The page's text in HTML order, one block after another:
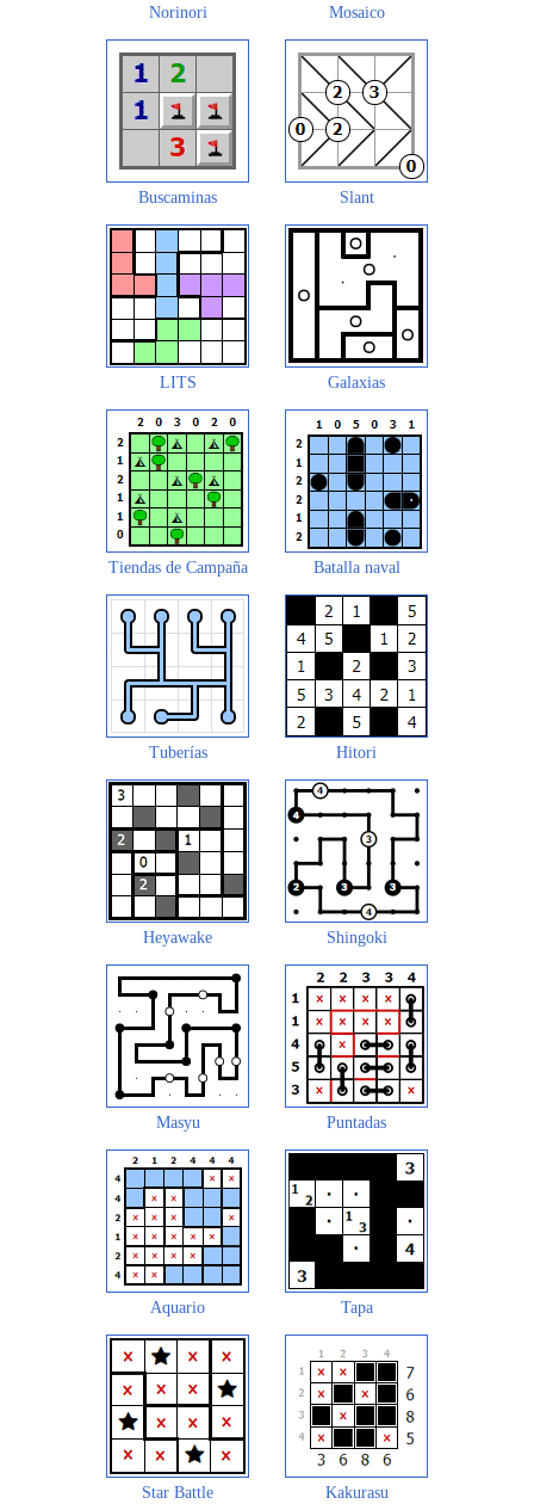
Norinori Mosaico
Buscaminas Slant
LITS Galaxias
Tiendas de Campaña Batalla naval
Tuberías Hitori
Heyawake Shingoki
Masyu Puntadas
Aquario Tapa
Star Battle Kakurasu